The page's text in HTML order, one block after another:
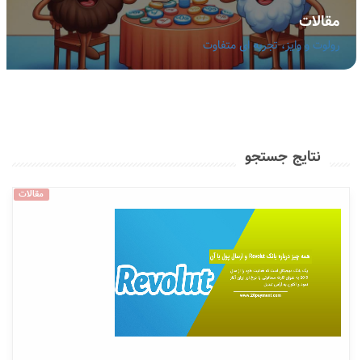
مقالات
رولوت و وایز، تجربه ای متفاوت
نتایج جستجو
مقالات